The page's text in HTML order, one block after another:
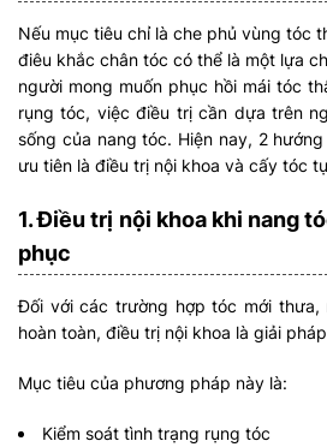
Nếu mục tiêu chỉ là che phủ vùng tóc
điêu khắc chân tóc có thể là một lựa
người mong muốn phục hồi mái tóc
rụng tóc, việc điều trị cần dựa trên
sống của nang tóc. Hiện nay, 2
ưu tiên là điều trị nội khoa và cấy tóc
1. Điều trị nội khoa khi nang
phục
Đối với các trường hợp tóc mới thưa,
hoàn toàn, điều trị nội khoa là giải
Mục tiêu của phương pháp này là:
Kiểm soát tình trạng rụng tóc